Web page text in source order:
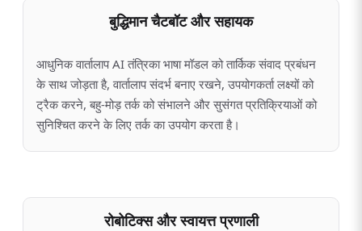
बुद्धिमान चैटबॉट और सहायक
आधुनिक वार्तालाप AI तंत्रिका भाषा मॉडल को तार्किक संवाद प्रबंधन
के साथ जोड़ता है, वार्तालाप संदर्भ बनाए रखने, उपयोगकर्ता लक्ष्यों को
ट्रैक करने, बहु-मोड़ तर्क को संभालने और सुसंगत प्रतिक्रियाओं को
सुनिश्चित करने के लिए तर्क का उपयोग करता है।
रोबोटिक्स और स्वायत्त प्रणाली